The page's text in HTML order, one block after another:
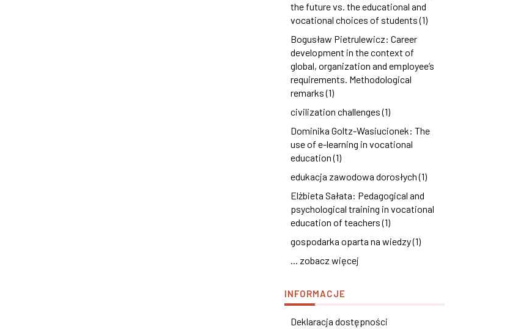
the future vs. the educational and
vocational choices of students (1)
Bogusław Pietrulewicz: Career
development in the context of
global, organization and employee’s
requirements. Methodological
remarks (1)
civilization challenges (1)
Dominika Goltz-Wasiucionek: The
use of e-learning in vocational
education (1)
edukacja zawodowa dorosłych (1)
Elżbieta Sałata: Pedagogical and
psychological training in vocational
education of teachers (1)
gospodarka oparta na wiedzy (1)
... zobacz więcej
INFORMACJE
Deklaracja dostępności